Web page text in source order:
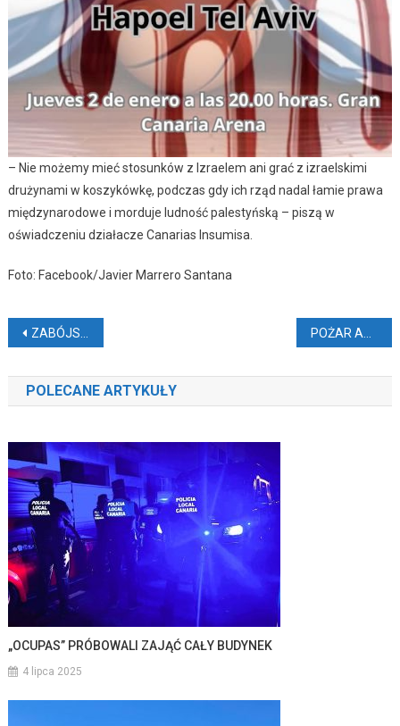
– Nie możemy mieć stosunków z Izraelem ani grać z izraelskimi
drużynami w koszykówkę, podczas gdy ich rząd nadal łamie prawa
międzynarodowe i morduje ludność palestyńską – piszą w
oświadczeniu działacze Canarias Insumisa.
Foto: Facebook/Javier Marrero Santana
Nawigacja
wpisu
ZABÓJSTWO TURYSTY NA WAKACJACH
POLECANE ARTYKUŁY
„OCUPAS” PRÓBOWALI ZAJĄĆ CAŁY BUDYNEK
4 lipca 2025